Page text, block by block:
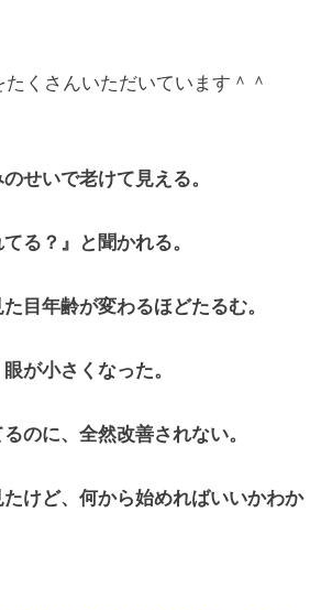
くさんいただいています＾＾
せいで老けて見える。
る？』と聞かれる。
目年齢が変わるほどたるむ。
が小さくなった。
のに、全然改善されない。
けど、何から始めればいいかわか